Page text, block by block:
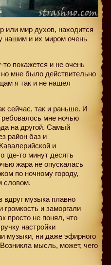
или мир духов, находится
нашим и их миром очень
покажется и не очень
но мне было действительно
я так и не нашел
сейчас, так и раньше. И
мне ночью
на другой. Самый
район баз и
и
то минут десять
жара не опускалась
по ночному городу,
словом.
вдруг музыка плавно
громкость и заморгали
просто не понял, что
настройки
музыки, ни даже эфирного
мысль, может, чего